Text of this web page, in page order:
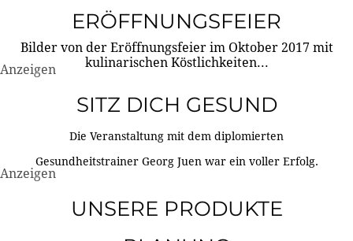
ERÖFFNUNGSFEIER
Bilder von der Eröffnungsfeier im Oktober 2017 mit
kulinarischen Köstlichkeiten...
Anzeigen
SITZ DICH GESUND
Die Veranstaltung mit dem diplomierten
Gesundheitstrainer Georg Juen war ein voller Erfolg.
Anzeigen
UNSERE PRODUKTE